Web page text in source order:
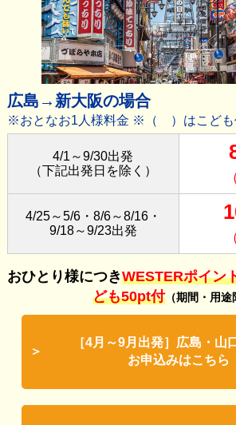
広島→新大阪の場合
※おとなお1人様料金 ※（ ）はこども
4/1～9/30出発
（下記出発日を除く）
4/25～5/6・8/6～8/16・
9/18～9/23出発
おひとり様につきWESTERポイン
ども50pt付（期間・用途
［4月～9月出発］広島・山
お申込みはこちら